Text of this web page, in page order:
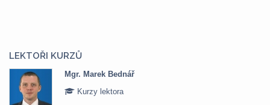
LEKTOŘI KURZŮ
Mgr. Marek Bednář
Kurzy lektora